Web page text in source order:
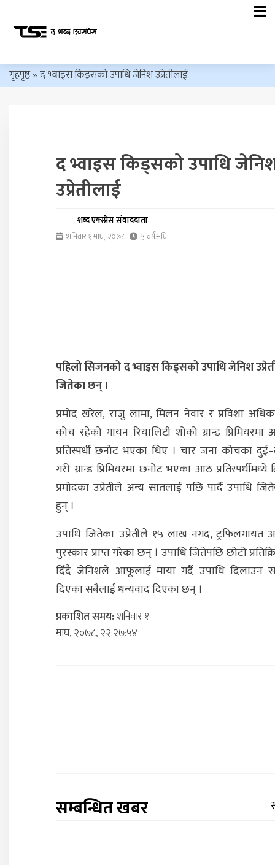
गृहपृष्ठ»द भ्वाइस किड्सको उपाधि जेनिश उप्रेतीलाई
द भ्वाइस किड्सको उपाधि
उप्रेतीलाई
शब्द एक्स्प्रेस संवाददाता
शनिवार १ माघ, २०७८
५ वर्षअघि
पहिलो सिजनको द भ्वाइस किड्सको उपाधि जेनिश
जितेका छन् ।
प्रमोद खरेल, राजु लामा, मिलन नेवार र प्रविशा
कोच रहेको गायन रियालिटी शोको ग्रान्ड
प्रतिस्पर्धी छनोट भएका थिए । चार जना कोचका
गरी ग्रान्ड प्रिमियरमा छनोट भएका आठ प्रतिस्पर्धीमध्ये
प्रमोदका उप्रेतीले अन्य सातलाई पछि पार्दै उपाधि
हुन् ।
उपाधि जितेका उप्रेतीले १५ लाख नगद, ट्रफिलगायत
पुरस्कार प्राप्त गरेका छन् । उपाधि जितेपछि छोटो
दिँदै जेनिशले आफूलाई माया गर्दै उपाधि दिलाउन
दिएका सबैलाई धन्यवाद दिएका छन् ।
प्रकाशित समय:शनिवार १
माघ, २०७८, २२:२७:५४
सम्बन्धित खबर